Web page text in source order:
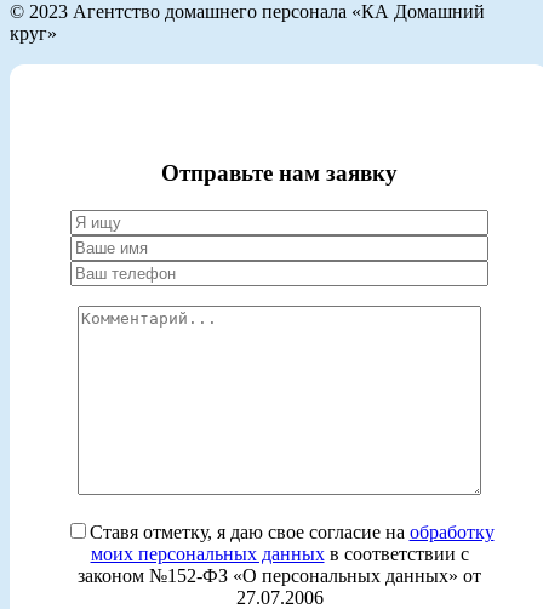
© 2023 Агентство домашнего персонала «КА Домашний
круг»
Отправьте нам заявку
Ставя отметку, я даю свое согласие на обработку
моих персональных данныхв соответствии с
законом №152-ФЗ «О персональных данных» от
27.07.2006